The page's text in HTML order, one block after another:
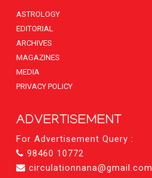
ASTROLOGY
EDITORIAL
ARCHIVES
MAGAZINES
MEDIA
PRIVACY POLICY
ADVERTISEMENT
For Advertisement Query :
98460 10772
circulationnana@gmail.com